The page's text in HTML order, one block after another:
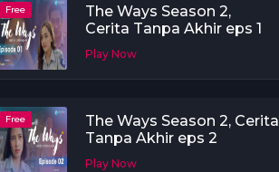
Free
The Ways Season 2,
Cerita Tanpa Akhir eps 1
Play Now
Free
The Ways Season 2, Cerita
Tanpa Akhir eps 2
Play Now